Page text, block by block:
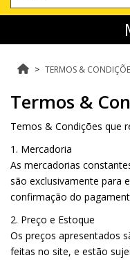
TERMOS &
Termos &
Temos & Condições que
1. Mercadoria
As mercadorias
são exclusivamente para
confirmação do
2. Preço e Estoque
Os preços apresentados
feitas no site, e estão